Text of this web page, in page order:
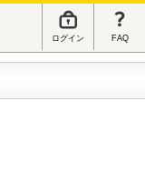
ログイン FAQ